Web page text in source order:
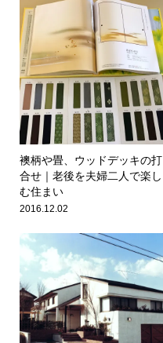
襖柄や畳、ウッドデッキの打
合せ｜老後を夫婦二人で楽し
む住まい
2016.12.02